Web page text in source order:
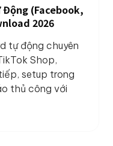
Động (Facebook,
2026
tự động chuyên
Shop,
setup trong
thủ công với